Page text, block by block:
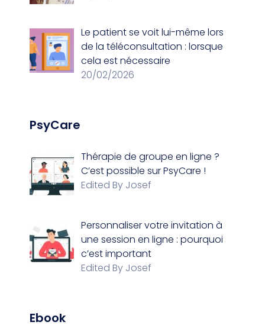
Le patient se voit lui-même lors
de la téléconsultation : lorsque
cela est nécessaire
20/02/2026
PsyCare
Thérapie de groupe en ligne ?
C’est possible sur PsyCare !
Edited By Josef
Personnaliser votre invitation à
une session en ligne : pourquoi
c’est important
Edited By Josef
Ebook